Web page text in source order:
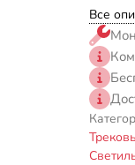
Все